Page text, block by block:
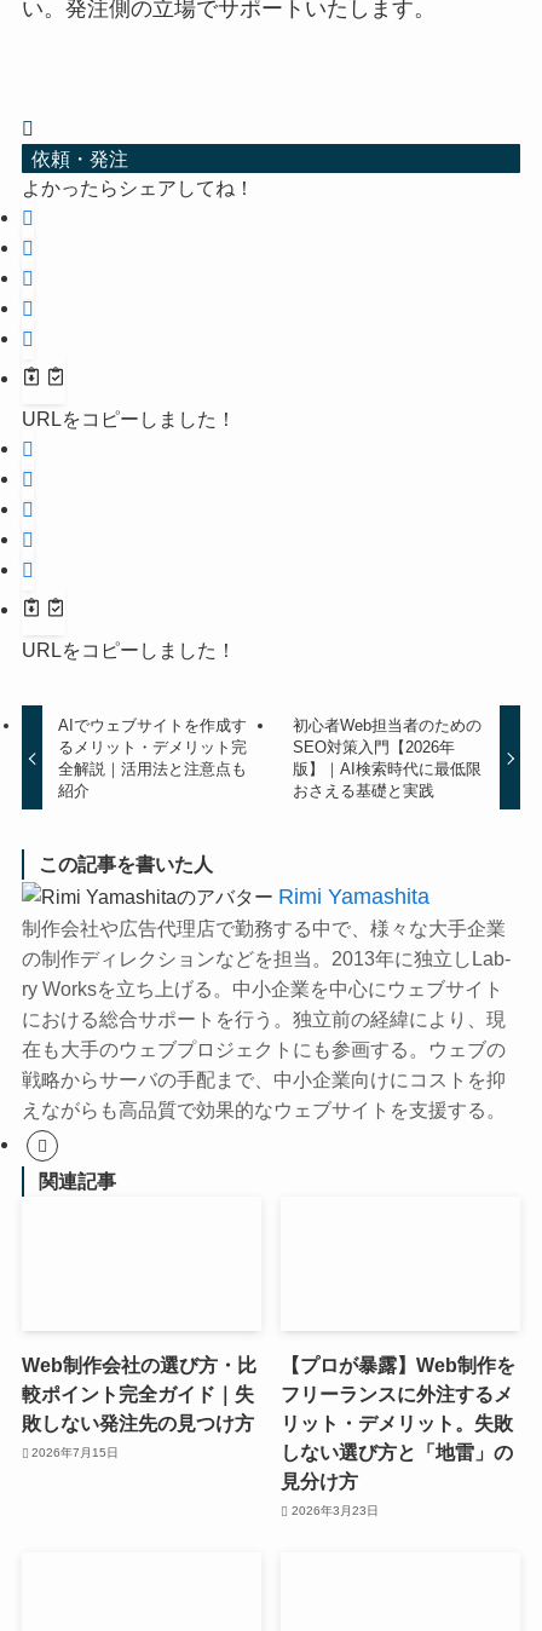
い。発注側の立場でサポートいたします。
依頼・発注
よかったらシェアしてね！
URLをコピーしました！
URLをコピーしました！
AIでウェブサイトを作成す
るメリット・デメリット完
全解説｜活用法と注意点も
紹介
初心者Web担当者のための
SEO対策入門【2026年
版】｜AI検索時代に最低限
おさえる基礎と実践
この記事を書いた人
Rimi Yamashita
制作会社や広告代理店で勤務する中で、様々な大手企業
の制作ディレクションなどを担当。2013年に独立しLab-
ry Worksを立ち上げる。中小企業を中心にウェブサイト
における総合サポートを行う。独立前の経緯により、現
在も大手のウェブプロジェクトにも参画する。ウェブの
戦略からサーバの手配まで、中小企業向けにコストを抑
えながらも高品質で効果的なウェブサイトを支援する。
関連記事
Web制作会社の選び方・比
較ポイント完全ガイド｜失
敗しない発注先の見つけ方
2026年7月15日
【プロが暴露】Web制作を
フリーランスに外注するメ
リット・デメリット。失敗
しない選び方と「地雷」の
見分け方
2026年3月23日